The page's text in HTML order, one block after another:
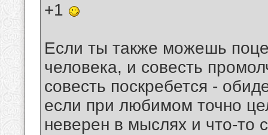
+1
Если ты также можешь
человека, и совесть
совесть поскребется -
если при любимом точно
неверен в мыслях и что-то